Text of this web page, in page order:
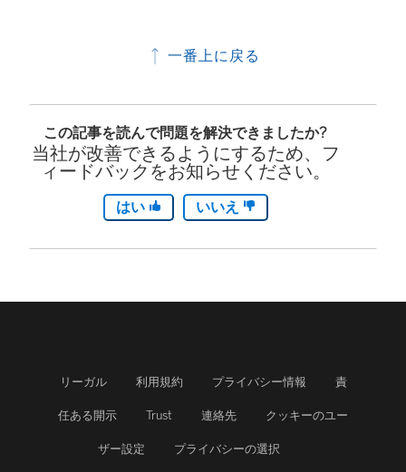
一番上に戻る
この記事を読んで問題を解決できましたか?
当社が改善できるようにするため、フ
ィードバックをお知らせください。
はい いいえ
リーガル 利用規約 プライバシー情報 責
任ある開示 Trust 連絡先 クッキーのユー
ザー設定 プライバシーの選択